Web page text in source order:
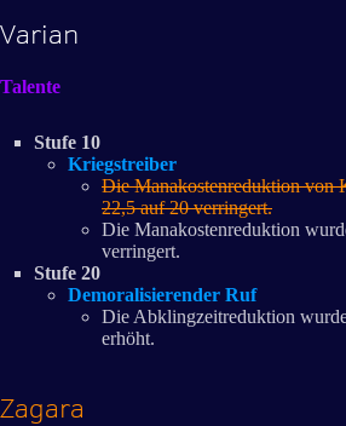
Varian
Talente
Stufe 10
Kriegstreiber
Die Manakostenreduktion von
22,5 auf 20 verringert.
Die Manakostenreduktion
verringert.
Stufe 20
Demoralisierender Ruf
Die Abklingzeitreduktion
erhöht.
Zagara